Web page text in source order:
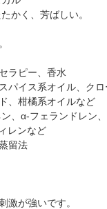
かく、芳ばしい。
ラピー、香水
パイス系オイル、ク
、柑橘系オイルなど
、α-フェランドレン
レンなど
留法
激が強いです。